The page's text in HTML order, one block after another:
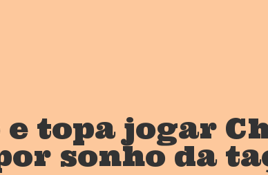
e topa jogar
sonho da